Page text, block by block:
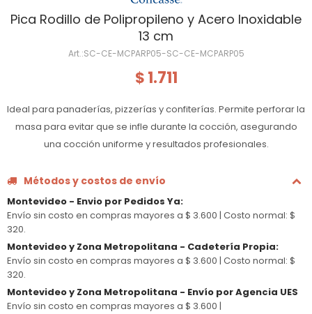
Pica Rodillo de Polipropileno y Acero Inoxidable
13 cm
SC-CE-MCPARP05-SC-CE-MCPARP05
$ 1.711
Ideal para panaderías, pizzerías y confiterías. Permite perforar la
masa para evitar que se infle durante la cocción, asegurando
una cocción uniforme y resultados profesionales.
Métodos y costos de envío
Montevideo - Envio por Pedidos Ya:
Envío sin costo en compras mayores a $ 3.600 | Costo normal: $
320.
Montevideo y Zona Metropolitana - Cadetería Propia:
Envío sin costo en compras mayores a $ 3.600 | Costo normal: $
320.
Montevideo y Zona Metropolitana - Envío por Agencia UES
Envío sin costo en compras mayores a $ 3.600 |